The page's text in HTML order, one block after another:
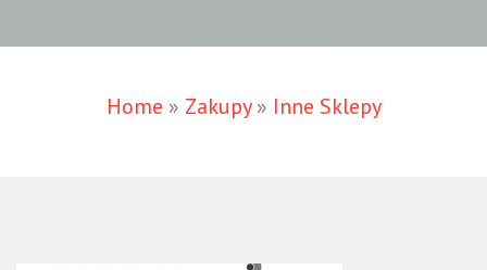
Home » Zakupy» Inne Sklepy